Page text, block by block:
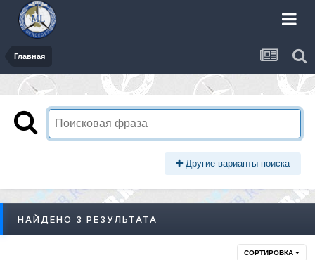
Главная
Другие варианты поиска
НАЙДЕНО 3 РЕЗУЛЬТАТА
СОРТИРОВКА